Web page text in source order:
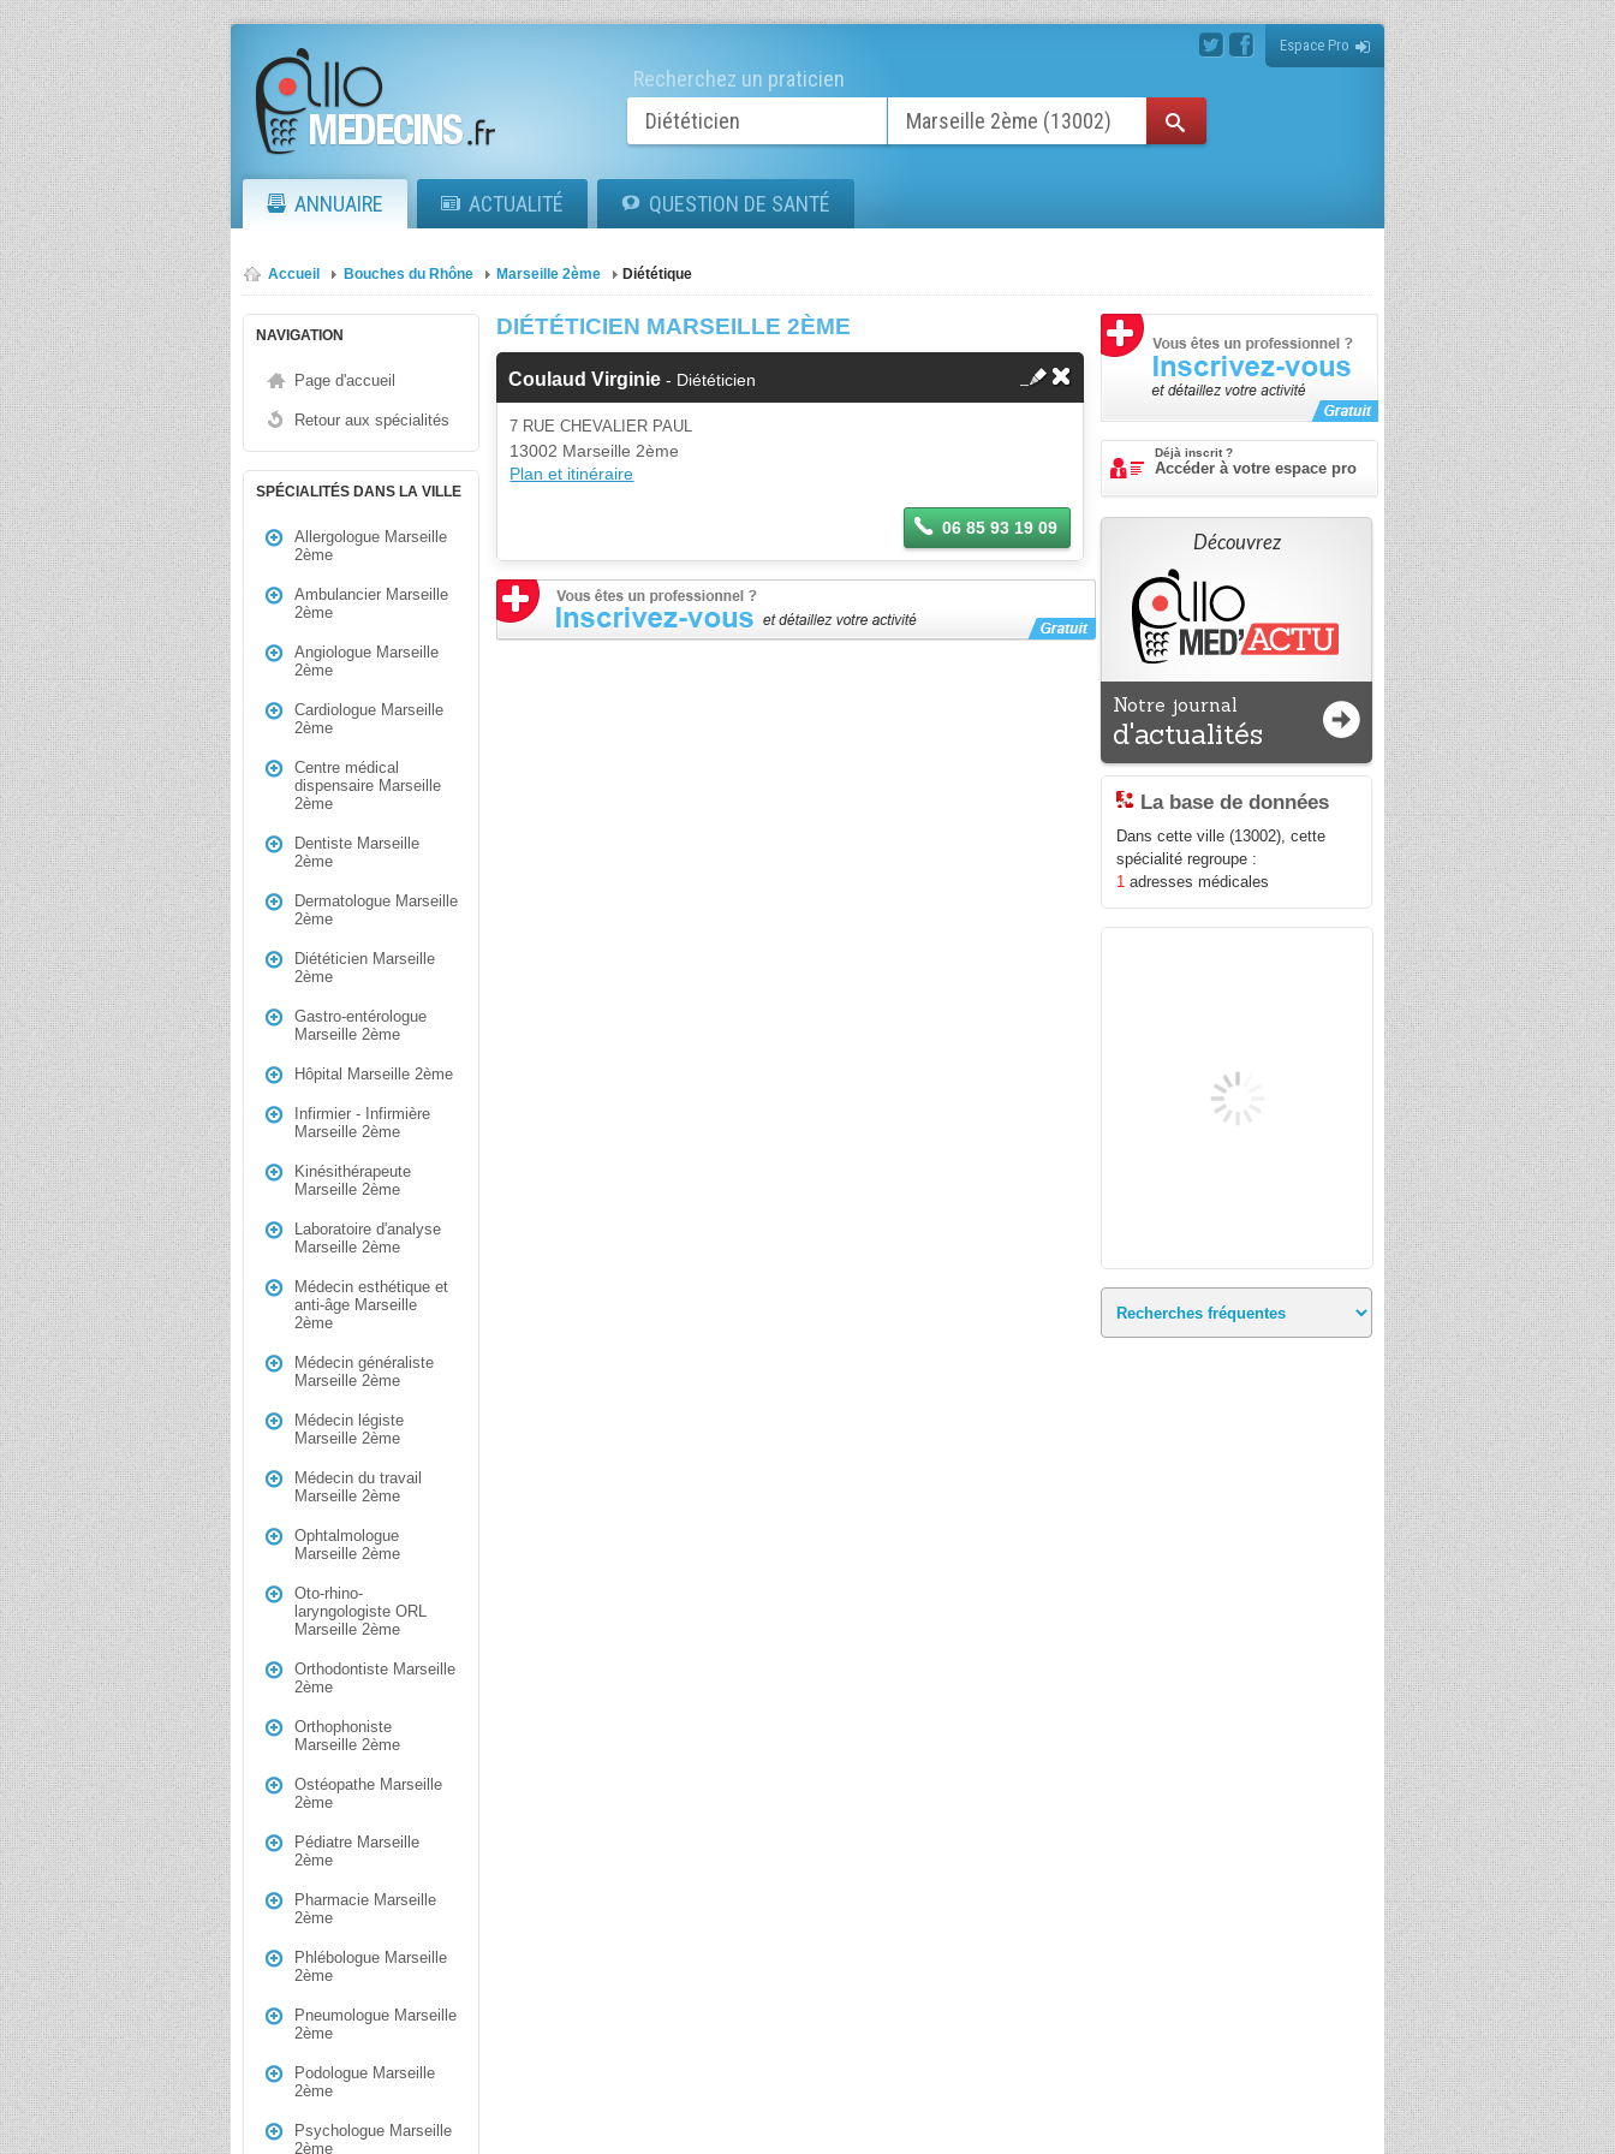
Espace Pro
Recherchez un praticien
ANNUAIRE ACTUALITÉ QUESTION DE SANTÉ
Accueil Bouches du Rhône Marseille 2ème Diététique
NAVIGATION
Page d'accueil
Retour aux spécialités
SPÉCIALITÉS DANS LA VILLE
Allergologue Marseille
2ème
Ambulancier Marseille
2ème
Angiologue Marseille
2ème
Cardiologue Marseille
2ème
Centre médical
dispensaire Marseille
2ème
Dentiste Marseille
2ème
Dermatologue Marseille
2ème
Diététicien Marseille
2ème
Gastro-entérologue
Marseille 2ème
Hôpital Marseille 2ème
Infirmier - Infirmière
Marseille 2ème
Kinésithérapeute
Marseille 2ème
Laboratoire d'analyse
Marseille 2ème
Médecin esthétique et
anti-âge Marseille
2ème
Médecin généraliste
Marseille 2ème
Médecin légiste
Marseille 2ème
Médecin du travail
Marseille 2ème
Ophtalmologue
Marseille 2ème
Oto-rhino-
laryngologiste ORL
Marseille 2ème
Orthodontiste Marseille
2ème
Orthophoniste
Marseille 2ème
Ostéopathe Marseille
2ème
Pédiatre Marseille
2ème
Pharmacie Marseille
2ème
Phlébologue Marseille
2ème
Pneumologue Marseille
2ème
Podologue Marseille
2ème
Psychologue Marseille
2ème
DIÉTÉTICIEN MARSEILLE 2ÈME
Coulaud Virginie - Diététicien
7 RUE CHEVALIER PAUL
13002 Marseille 2ème
Plan et itinéraire
06 85 93 19 09
Déjà inscrit ?
Accéder à votre espace pro
Découvrez
Notre journal
d'actualités
La base de données
Dans cette ville (13002), cette
spécialité regroupe :
1 adresses médicales